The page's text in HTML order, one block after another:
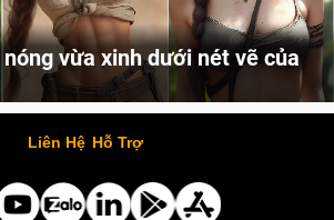
vừa xinh dưới nét vẽ của
Cùng đến với những hình ảnh Lala Croft của Tomb Raider dưới nét vẽ của AI. Một cô nàng xinh đẹp, nóng bỏng nhưng cũng rắn rỏi và mạnh mẽ.
Liên Hệ Hỗ Trợ